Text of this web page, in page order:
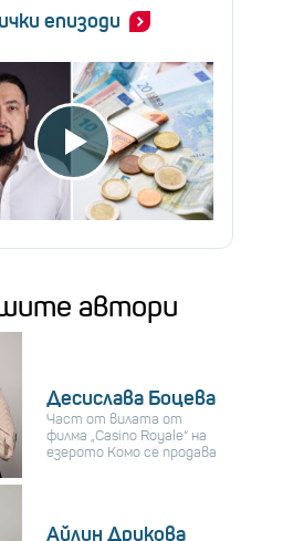
епизоди
автори
Десислава Боцева
Част от вилата от
филма „Casino Royale“ на
езерото Комо се продава
Айлин Дрикова